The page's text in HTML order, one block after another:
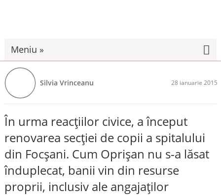
Meniu »
Silvia Vrinceanu 28 ianuarie 2015
În urma reacțiilor civice, a început
renovarea secției de copii a spitalului
din Focşani. Cum Oprișan nu s-a lăsat
înduplecat, banii vin din resurse
proprii, inclusiv ale angajaților